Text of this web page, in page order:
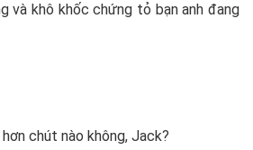
và khô khốc chứng tỏ bạn anh đang
chút nào không, Jack?